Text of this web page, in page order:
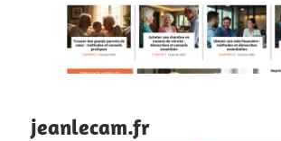
jeanlecam.fr